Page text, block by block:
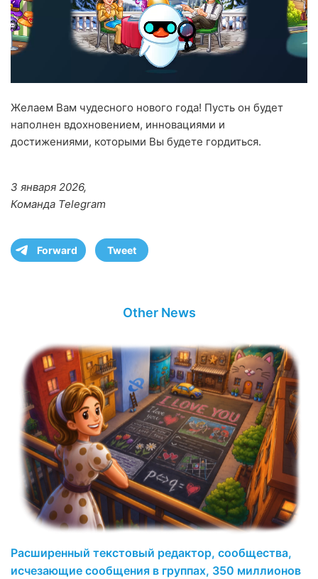
Желаем Вам чудесного нового года! Пусть он будет
наполнен вдохновением, инновациями и
достижениями, которыми Вы будете гордиться.
3 января 2026,
Команда Telegram
Forward Tweet
Other News
Расширенный текстовый редактор, сообщества,
исчезающие сообщения в группах, 350 миллионов